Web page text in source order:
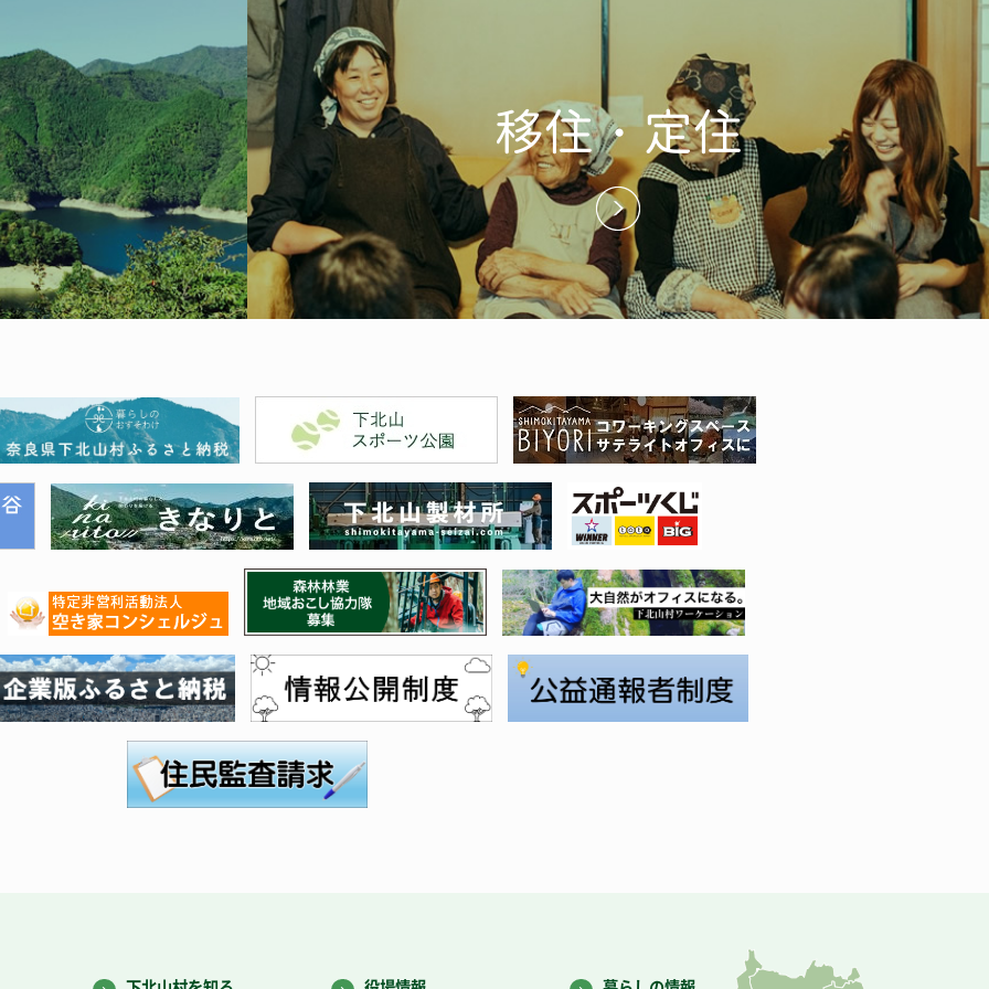
移住・定住